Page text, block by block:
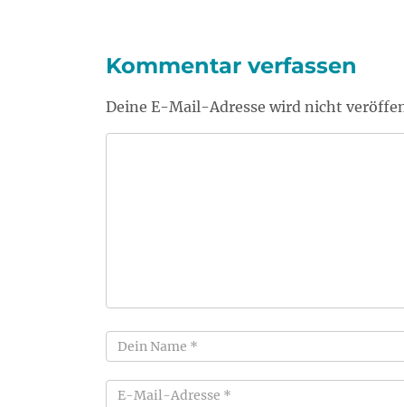
Kommentar verfassen
Deine E-Mail-Adresse wird nicht